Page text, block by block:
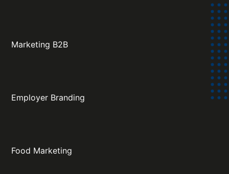
Marketing B2B
Employer Branding
Food Marketing